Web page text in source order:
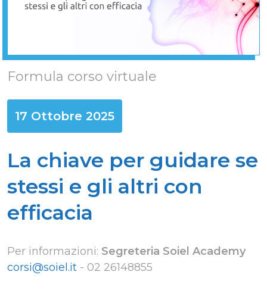
Formula corso virtuale
17 Ottobre 2025
La chiave per guidare se
stessi e gli altri con
efficacia
Per informazioni: Segreteria Soiel Academy
corsi@soiel.it - 02 26148855